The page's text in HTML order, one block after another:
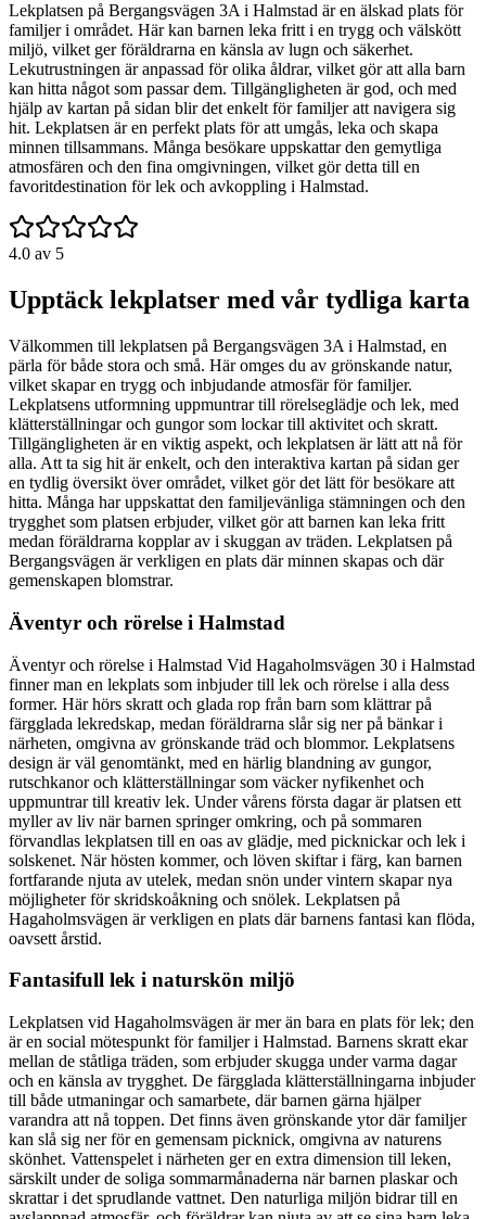
Lekplatsen på Bergangsvägen 3A i Halmstad är en älskad plats för
familjer i området. Här kan barnen leka fritt i en trygg och välskött
miljö, vilket ger föräldrarna en känsla av lugn och säkerhet.
Lekutrustningen är anpassad för olika åldrar, vilket gör att alla barn
kan hitta något som passar dem. Tillgängligheten är god, och med
hjälp av kartan på sidan blir det enkelt för familjer att navigera sig
hit. Lekplatsen är en perfekt plats för att umgås, leka och skapa
minnen tillsammans. Många besökare uppskattar den gemytliga
atmosfären och den fina omgivningen, vilket gör detta till en
favoritdestination för lek och avkoppling i Halmstad.
4.0 av 5
Upptäck lekplatser med vår tydliga karta
Välkommen till lekplatsen på Bergangsvägen 3A i Halmstad, en
pärla för både stora och små. Här omges du av grönskande natur,
vilket skapar en trygg och inbjudande atmosfär för familjer.
Lekplatsens utformning uppmuntrar till rörelseglädje och lek, med
klätterställningar och gungor som lockar till aktivitet och skratt.
Tillgängligheten är en viktig aspekt, och lekplatsen är lätt att nå för
alla. Att ta sig hit är enkelt, och den interaktiva kartan på sidan ger
en tydlig översikt över området, vilket gör det lätt för besökare att
hitta. Många har uppskattat den familjevänliga stämningen och den
trygghet som platsen erbjuder, vilket gör att barnen kan leka fritt
medan föräldrarna kopplar av i skuggan av träden. Lekplatsen på
Bergangsvägen är verkligen en plats där minnen skapas och där
gemenskapen blomstrar.
Äventyr och rörelse i Halmstad
Äventyr och rörelse i Halmstad Vid Hagaholmsvägen 30 i Halmstad
finner man en lekplats som inbjuder till lek och rörelse i alla dess
former. Här hörs skratt och glada rop från barn som klättrar på
färgglada lekredskap, medan föräldrarna slår sig ner på bänkar i
närheten, omgivna av grönskande träd och blommor. Lekplatsens
design är väl genomtänkt, med en härlig blandning av gungor,
rutschkanor och klätterställningar som väcker nyfikenhet och
uppmuntrar till kreativ lek. Under vårens första dagar är platsen ett
myller av liv när barnen springer omkring, och på sommaren
förvandlas lekplatsen till en oas av glädje, med picknickar och lek i
solskenet. När hösten kommer, och löven skiftar i färg, kan barnen
fortfarande njuta av utelek, medan snön under vintern skapar nya
möjligheter för skridskoåkning och snölek. Lekplatsen på
Hagaholmsvägen är verkligen en plats där barnens fantasi kan flöda,
oavsett årstid.
Fantasifull lek i naturskön miljö
Lekplatsen vid Hagaholmsvägen är mer än bara en plats för lek; den
är en social mötespunkt för familjer i Halmstad. Barnens skratt ekar
mellan de ståtliga träden, som erbjuder skugga under varma dagar
och en känsla av trygghet. De färgglada klätterställningarna inbjuder
till både utmaningar och samarbete, där barnen gärna hjälper
varandra att nå toppen. Det finns även grönskande ytor där familjer
kan slå sig ner för en gemensam picknick, omgivna av naturens
skönhet. Vattenspelet i närheten ger en extra dimension till leken,
särskilt under de soliga sommarmånaderna när barnen plaskar och
skrattar i det sprudlande vattnet. Den naturliga miljön bidrar till en